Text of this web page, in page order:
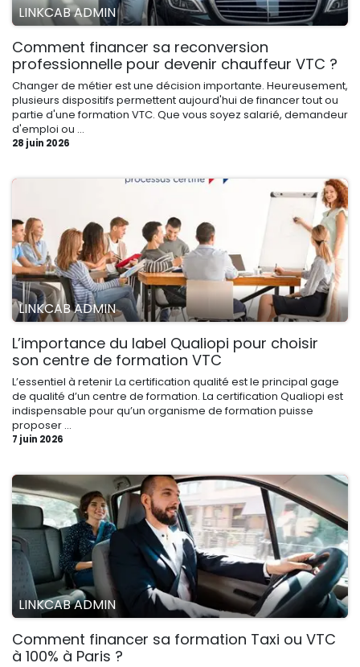
LINKCAB ADMIN
Comment financer sa reconversion
professionnelle pour devenir chauffeur VTC ?
Changer de métier est une décision importante. Heureusement,
plusieurs dispositifs permettent aujourd'hui de financer tout ou
partie d'une formation VTC. Que vous soyez salarié, demandeur
d'emploi ou ...
28 juin 2026
LINKCAB ADMIN
L’importance du label Qualiopi pour choisir
son centre de formation VTC
L’essentiel à retenir La certification qualité est le principal gage
de qualité d’un centre de formation. La certification Qualiopi est
indispensable pour qu’un organisme de formation puisse
proposer ...
7 juin 2026
LINKCAB ADMIN
Comment financer sa formation Taxi ou VTC
à 100% à Paris ?